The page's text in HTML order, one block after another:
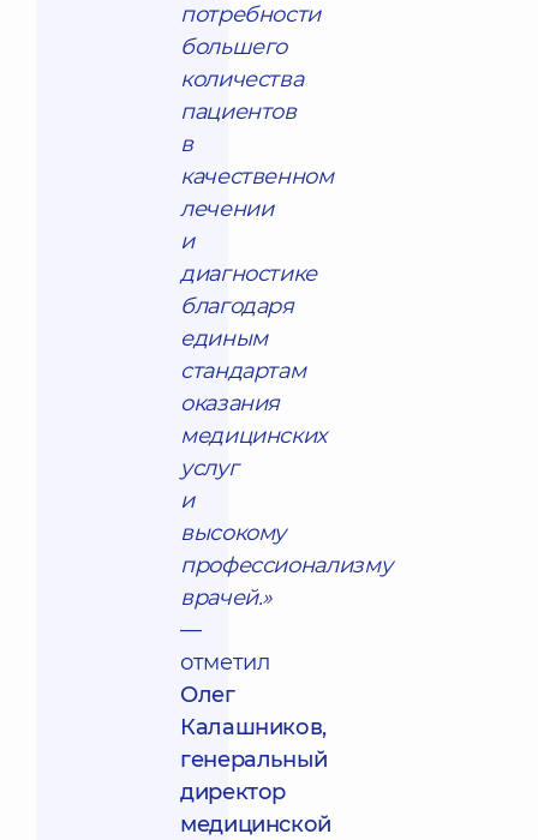
потребности
большего
количества
пациентов
в
качественном
лечении
и
диагностике
благодаря
единым
стандартам
оказания
медицинских
услуг
и
высокому
профессионализму
врачей.»
—
отметил
Олег
Калашников,
генеральный
директор
медицинской